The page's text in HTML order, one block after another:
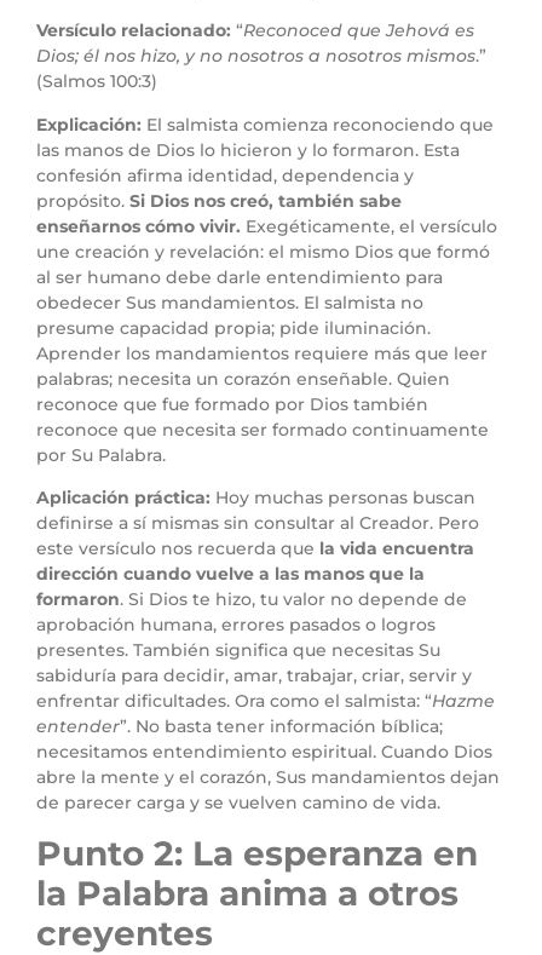
Versículo relacionado: “Reconoced que Jehová es
Dios; él nos hizo, y no nosotros a nosotros mismos.”
(Salmos 100:3)
Explicación: El salmista comienza reconociendo que
las manos de Dios lo hicieron y lo formaron. Esta
confesión afirma identidad, dependencia y
propósito. Si Dios nos creó, también sabe
enseñarnos cómo vivir. Exegéticamente, el versículo
une creación y revelación: el mismo Dios que formó
al ser humano debe darle entendimiento para
obedecer Sus mandamientos. El salmista no
presume capacidad propia; pide iluminación.
Aprender los mandamientos requiere más que leer
palabras; necesita un corazón enseñable. Quien
reconoce que fue formado por Dios también
reconoce que necesita ser formado continuamente
por Su Palabra.
Aplicación práctica: Hoy muchas personas buscan
definirse a sí mismas sin consultar al Creador. Pero
este versículo nos recuerda que la vida encuentra
dirección cuando vuelve a las manos que la
formaron. Si Dios te hizo, tu valor no depende de
aprobación humana, errores pasados o logros
presentes. También significa que necesitas Su
sabiduría para decidir, amar, trabajar, criar, servir y
enfrentar dificultades. Ora como el salmista: “Hazme
entender”. No basta tener información bíblica;
necesitamos entendimiento espiritual. Cuando Dios
abre la mente y el corazón, Sus mandamientos dejan
de parecer carga y se vuelven camino de vida.
Punto 2: La esperanza en
la Palabra anima a otros
creyentes